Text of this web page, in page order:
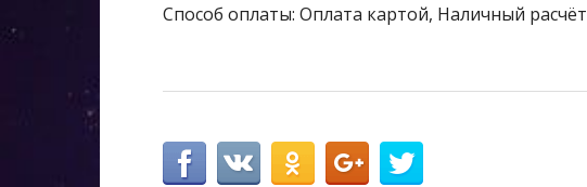
Способ оплаты: Оплата картой, Наличный расчёт